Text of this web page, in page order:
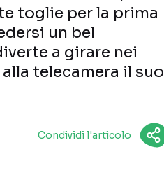
toglie per la prima
un bel
a girare nei
telecamera il suo
Condividi l'articolo